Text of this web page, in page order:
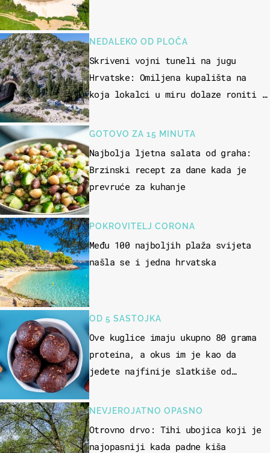
NEDALEKO OD PLOČA
Skriveni vojni tuneli na jugu
Hrvatske: Omiljena kupališta na
koja lokalci u miru dolaze roniti i
GOTOVO ZA 15 MINUTA
Najbolja ljetna salata od graha:
Brzinski recept za dane kada je
prevruće za kuhanje
POKROVITELJ CORONA
Među 100 najboljih plaža svijeta
našla se i jedna hrvatska
OD 5 SASTOJKA
Ove kuglice imaju ukupno 80 grama
proteina, a okus im je kao da
jedete najfinije slatkiše od
NEVJEROJATNO OPASNO
Otrovno drvo: Tihi ubojica koji je
najopasniji kada padne kiša